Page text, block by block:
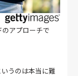
アプローチで
うのは本当に難